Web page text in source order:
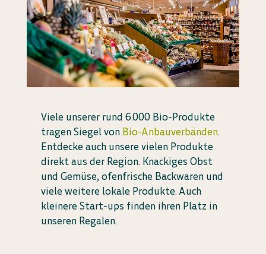
Viele unserer rund 6.000 Bio-Produkte
tragen Siegel von Bio-Anbauverbänden.
Entdecke auch unsere vielen Produkte
direkt aus der Region. Knackiges Obst
und Gemüse, ofenfrische Backwaren und
viele weitere lokale Produkte. Auch
kleinere Start-ups finden ihren Platz in
unseren Regalen.